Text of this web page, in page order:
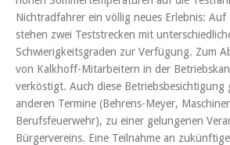
Nichtradfahrer ein völlig neues Erlebnis: Auf
stehen zwei Teststrecken mit
Schwierigkeitsgraden zur Verfügung. Zum
von Kalkhoff-Mitarbeitern in der
verköstigt. Auch diese Betriebsbesichtigung
anderen Termine (Behrens-Meyer,
Berufsfeuerwehr), zu einer gelungenen
Bürgervereins. Eine Teilnahme an